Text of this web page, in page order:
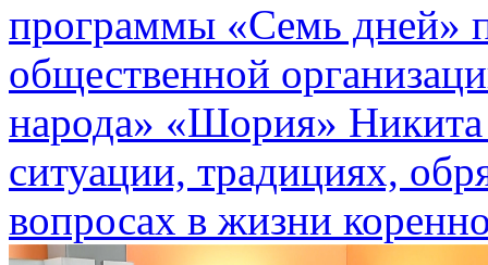
программы «Семь дней»
общественной
народа» «Шория»
ситуации, традициях,
вопросах в жизни